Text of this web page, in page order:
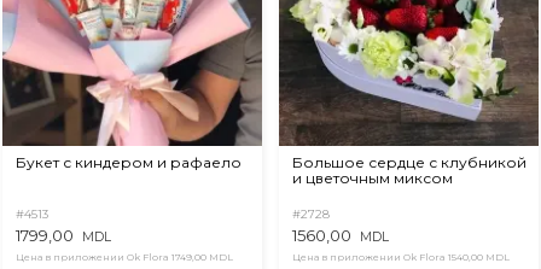
Букет с киндером и рафаело
#4513
1799,00 MDL
Цена в приложении Ok Flora 1749,00 MDL
Большое сердце с клубникой
и цветочным миксом
#2728
1560,00 MDL
Цена в приложении Ok Flora 1540,00 MDL